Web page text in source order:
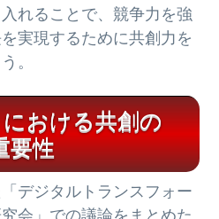
れることで、競争力を強
実現するために共創力を
。
おける共創の
要性
デジタルトランスフォー